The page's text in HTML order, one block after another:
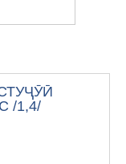
/1,4/